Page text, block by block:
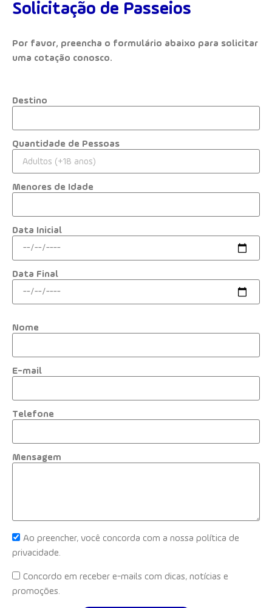
Solicitação de Passeios
Por favor, preencha o formulário abaixo para solicitar
uma cotação conosco.
Destino
Quantidade de Pessoas
Menores de Idade
Data Inicial
Data Final
Nome
E-mail
Telefone
Mensagem
Ao preencher, você concorda com a nossa política de
privacidade.
Concordo em receber e-mails com dicas, notícias e
promoções.